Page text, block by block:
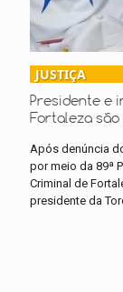
JUSTIÇA
Presidente e
Fortaleza
Após denúncia
por meio da 89ª
Criminal de
presidente da